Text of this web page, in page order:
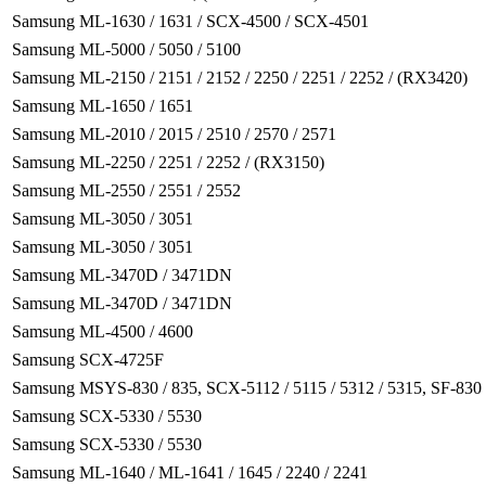
Samsung ML-1630 / 1631 / SCX-4500 / SCX-4501
Samsung ML-5000 / 5050 / 5100
Samsung ML-2150 / 2151 / 2152 / 2250 / 2251 / 2252 / (RX3420)
Samsung ML-1650 / 1651
Samsung ML-2010 / 2015 / 2510 / 2570 / 2571
Samsung ML-2250 / 2251 / 2252 / (RX3150)
Samsung ML-2550 / 2551 / 2552
Samsung ML-3050 / 3051
Samsung ML-3050 / 3051
Samsung ML-3470D / 3471DN
Samsung ML-3470D / 3471DN
Samsung ML-4500 / 4600
Samsung SCX-4725F
Samsung MSYS-830 / 835, SCX-5112 / 5115 / 5312 / 5315, SF-830
Samsung SCX-5330 / 5530
Samsung SCX-5330 / 5530
Samsung ML-1640 / ML-1641 / 1645 / 2240 / 2241